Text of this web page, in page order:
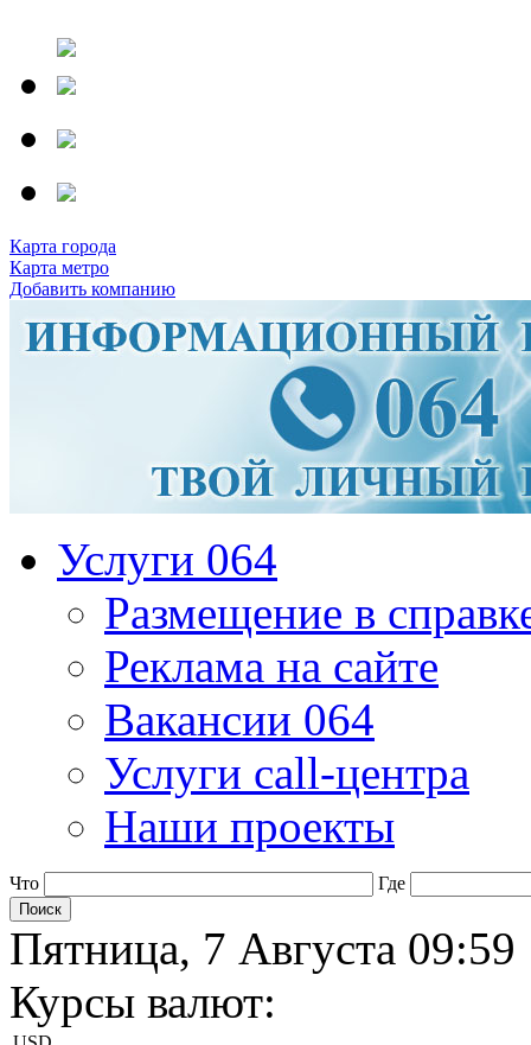
Карта города
Карта метро
Добавить компанию
Услуги 064
Размещение в
Реклама на сайте
Вакансии 064
Услуги call-центра
Наши проекты
Что Где
Пятница, 7 Августа 09:59
Курсы валют: